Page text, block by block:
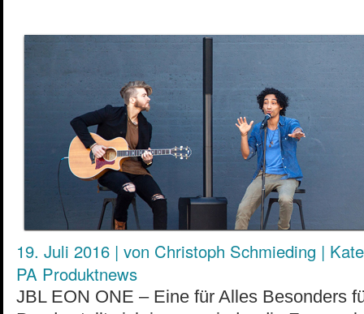
19. Juli 2016 | von Christoph Schmieding |
PA Produktnews
JBL EON ONE – Eine für Alles Besonders